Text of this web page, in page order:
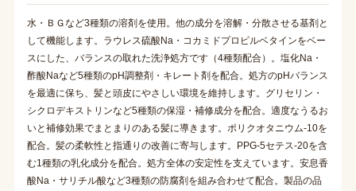
水・ＢＧなど3種類の溶剤を使用。他の成分を溶解・分散させる基剤と
して機能します。ラウレス硫酸Na・コカミドプロピルベタインをベー
スにした、バランスの取れた洗浄処方です（4種類配合）。塩化Na・
酢酸Naなど5種類のpH調整剤・キレート剤を配合。処方のpHバランス
を最適に保ち、髪と頭皮にやさしい環境を維持します。グリセリン・
シクロデキストリンなど5種類の保湿・補修成分を配合。適度なうるお
いと補修効果でまとまりのある髪に導きます。ポリクオタニウム-10を
配合。髪の柔軟性と指通りの改善に寄与します。PPG-5セテス-20を含
む1種類の乳化成分を配合。処方全体の安定性を支えています。安息香
酸Na・サリチル酸など3種類の防腐剤を組み合わせて配合。製品の品